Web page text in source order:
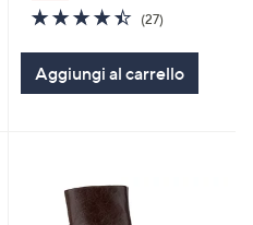
4.4
of
5
Stars
(27)27
Aggiungi al carrello